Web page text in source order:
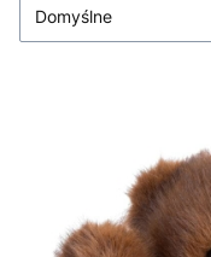
Domyślne